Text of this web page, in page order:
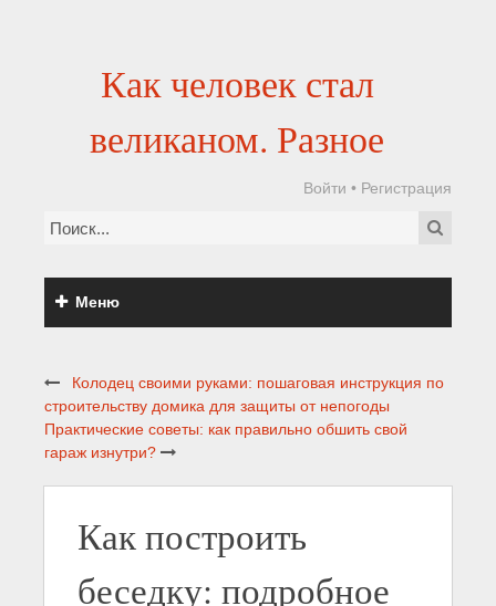
Как человек стал
великаном. Разное
Войти • Регистрация
Меню
Колодец своими руками: пошаговая инструкция по
строительству домика для защиты от непогоды
Практические советы: как правильно обшить свой
гараж изнутри?
Как построить
беседку: подробное